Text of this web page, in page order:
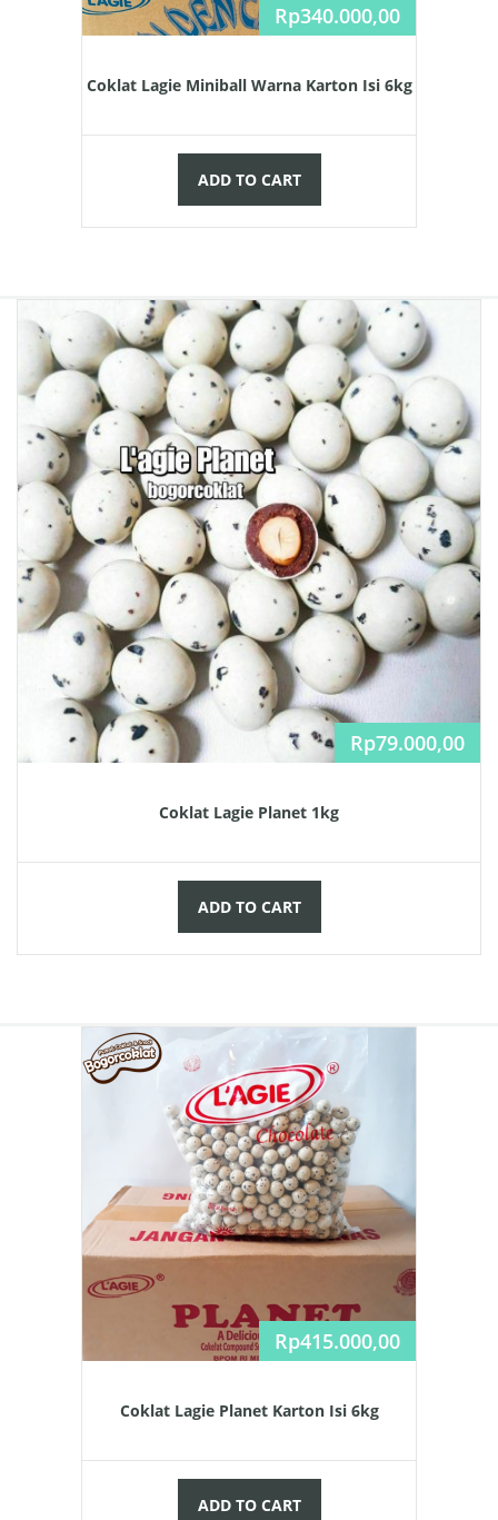
Rp340.000,00
Coklat Lagie Miniball Warna Karton Isi 6kg
ADD TO CART
Rp79.000,00
Coklat Lagie Planet 1kg
ADD TO CART
Rp415.000,00
Coklat Lagie Planet Karton Isi 6kg
ADD TO CART